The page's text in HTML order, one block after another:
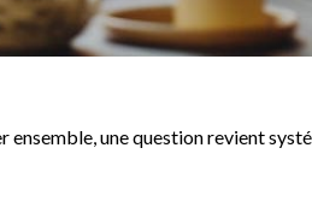
une question revient